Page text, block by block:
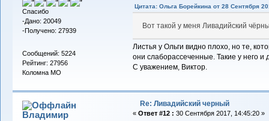
Спасибо
-Дано: 20049
-Получено: 27939
Сообщений: 5224
Рейтинг: 27956
Коломна МО
Цитата: Ольга Борейкина от 28 Сентября
Вот такой у меня Ливадийский
Листья у Ольги видно плохо, но те,
они слаборассеченные. Такие у него и
С уважением, Виктор.
Владимиp
Re: Ливадийский черный
« Ответ #12 : 30 Сентября 2017, 14:45:20 »